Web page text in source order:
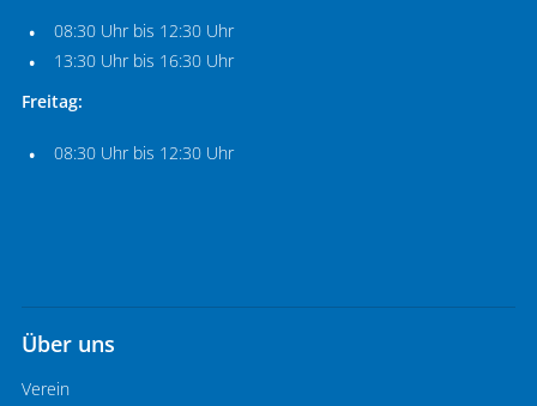
08:30 Uhr bis 12:30 Uhr
13:30 Uhr bis 16:30 Uhr
Freitag:
08:30 Uhr bis 12:30 Uhr
Über uns
Verein